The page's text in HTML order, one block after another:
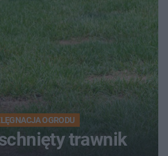
OGRODU
trawnik